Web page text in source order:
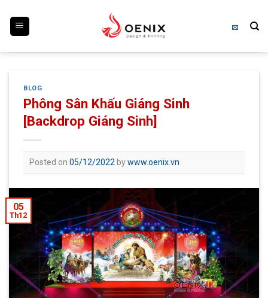
content
BLOG
Phông Sân Khấu Giáng Sinh
[Backdrop Giáng Sinh]
Posted on 05/12/2022 bywww.oenix.vn
05
Th12